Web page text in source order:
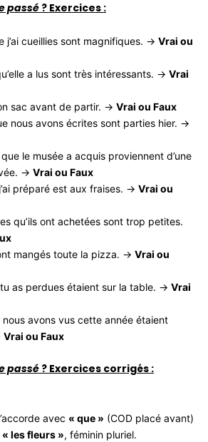
passé ? Exercices :
j’ai cueillies sont magnifiques. → Vrai ou
a lus sont très intéressants. → Vrai
sac avant de partir. → Vrai ou Faux
nous avons écrites sont parties hier. →
le musée a acquis proviennent d’une
→ Vrai ou Faux
préparé est aux fraises. → Vrai ou
qu’ils ont achetées sont trop petites.
mangés toute la pizza. → Vrai ou
as perdues étaient sur la table. → Vrai
nous avons vus cette année étaient
Vrai ou Faux
passé ? Exercices corrigés :
avec « que » (COD placé avant)
« les fleurs », féminin pluriel.